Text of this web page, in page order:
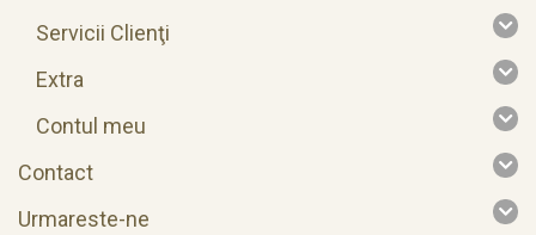
Servicii Clienţi
Extra
Contul meu
Contact
Urmareste-ne